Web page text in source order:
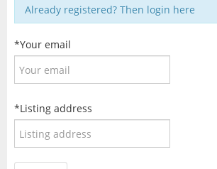
AGENTI
Already registered? Then login here
*Your email
*Listing address